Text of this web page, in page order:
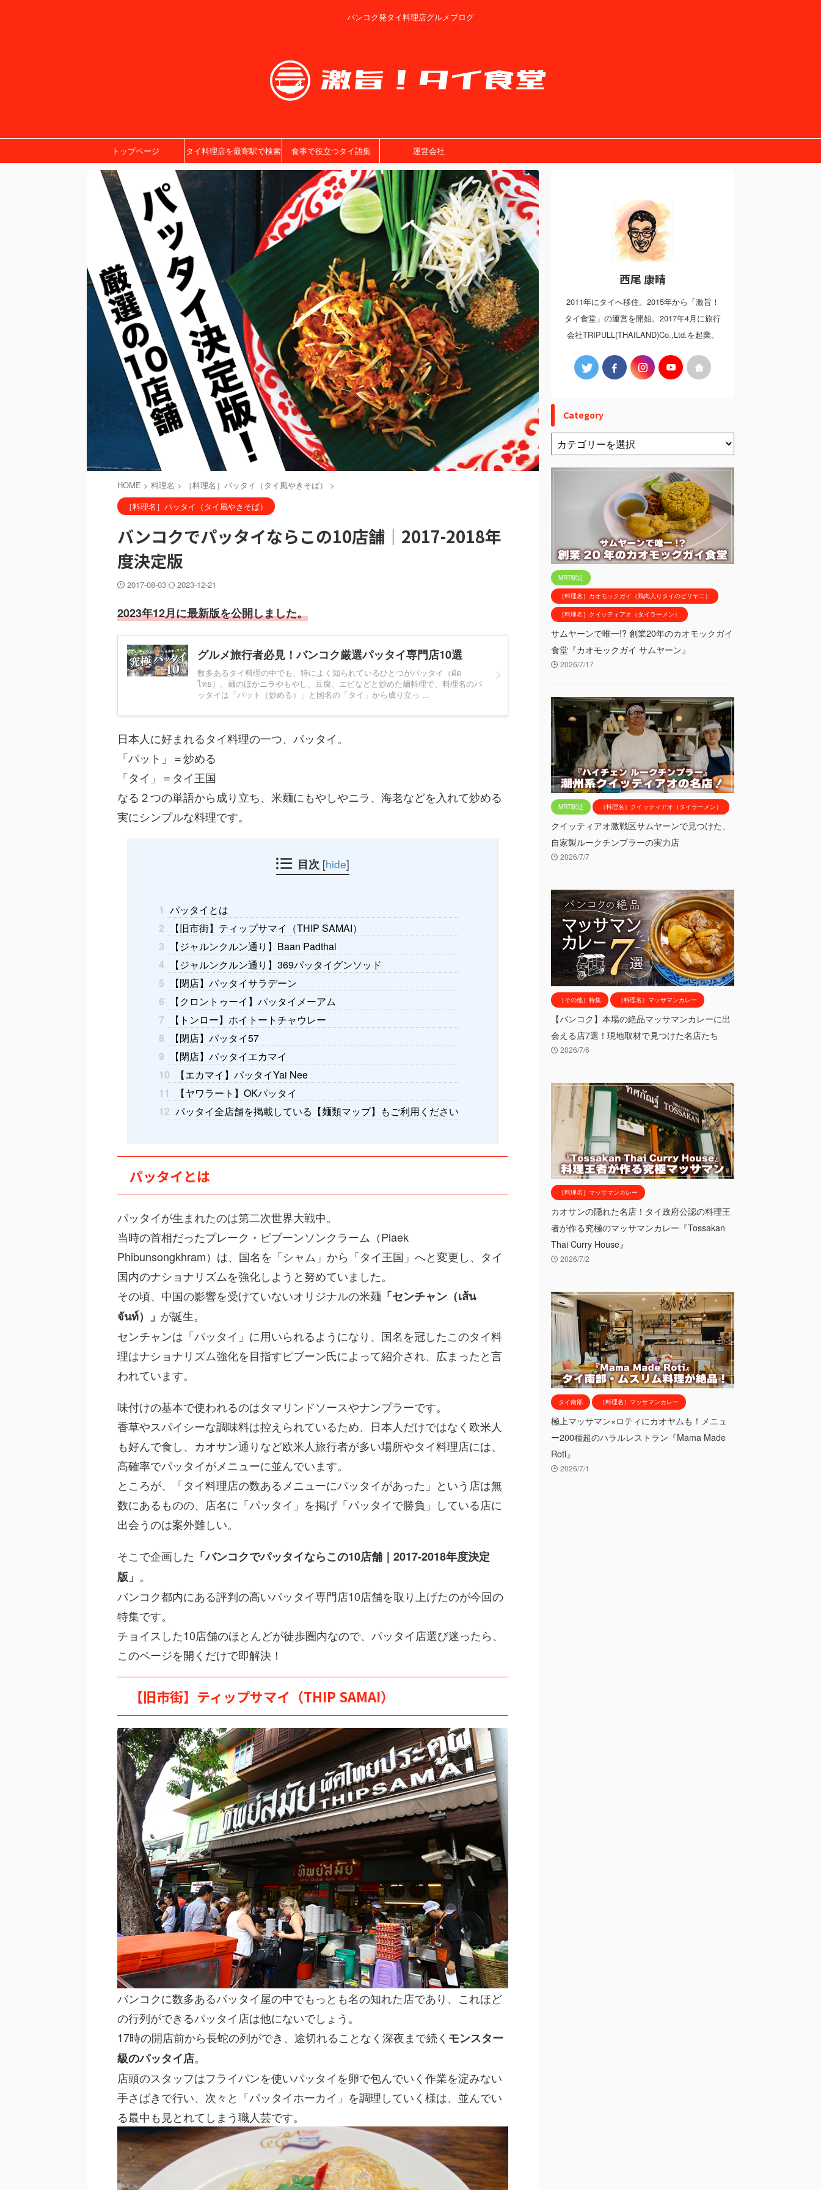
バンコク発タイ料理店グルメブログ
トップページ タイ料理店を最寄駅で検索 食事で役立つタイ語集 運営会社
HOME > 料理名 > ［料理名］パッタイ（タイ風やきそば）
>
［料理名］パッタイ（タイ風やきそば）
バンコクでパッタイならこの10店舗｜2017-2018年
度決定版
2017-08-03 2023-12-21
2023年12月に最新版を公開しました。
グルメ旅行者必見！バンコク厳選パッタイ専門店10選
数多あるタイ料理の中でも、特によく知られているひとつがパッタイ（ผัด
ไทย）。麺のほかニラやもやし、豆腐、エビなどと炒めた麺料理で、料理名のパ
ッタイは「パット（炒める）」と国名の「タイ」から成り立っ ...
日本人に好まれるタイ料理の一つ、パッタイ。
「パット」＝炒める
「タイ」＝タイ王国
なる２つの単語から成り立ち、米麺にもやしやニラ、海老などを入れて炒める
実にシンプルな料理です。
目次 [hide]
1 パッタイとは
2
【旧市街】ティップサマイ（THIP SAMAI）
3
【ジャルンクルン通り】Baan Padthai
4
【ジャルンクルン通り】369パッタイグンソッド
5
【閉店】パッタイサラデーン
6
【クロントゥーイ】パッタイメーアム
7
【トンロー】ホイトートチャウレー
8
【閉店】パッタイ57
9
【閉店】パッタイエカマイ
10
【エカマイ】パッタイYai Nee
11
【ヤワラート】OKパッタイ
12 パッタイ全店舗を掲載している【麺類マップ】もご利用ください
パッタイとは
パッタイが生まれたのは第二次世界大戦中。
当時の首相だったプレーク・ピブーンソンクラーム（Plaek
Phibunsongkhram）は、国名を「シャム」から「タイ王国」へと変更し、タイ
国内のナショナリズムを強化しようと努めていました。
その頃、中国の影響を受けていないオリジナルの米麺 「センチャン（เส้น
จันท์）」 が誕生。
センチャンは「パッタイ」に用いられるようになり、国名を冠したこのタイ料
理はナショナリズム強化を目指すピブーン氏によって紹介され、広まったと言
われています。
味付けの基本で使われるのはタマリンドソースやナンプラーです。
香草やスパイシーな調味料は控えられているため、日本人だけではなく欧米人
も好んで食し、カオサン通りなど欧米人旅行者が多い場所やタイ料理店には、
高確率でパッタイがメニューに並んでいます。
ところが、「タイ料理店の数あるメニューにパッタイがあった」という店は無
数にあるものの、店名に「パッタイ」を掲げ「パッタイで勝負」している店に
出会うのは案外難しい。
そこで企画した 「バンコクでパッタイならこの10店舗｜2017-2018年度決定
版」 。
バンコク都内にある評判の高いパッタイ専門店10店舗を取り上げたのが今回の
特集です。
チョイスした10店舗のほとんどが徒歩圏内なので、パッタイ店選び迷ったら、
このページを開くだけで即解決！
【旧市街】ティップサマイ（THIP SAMAI）
バンコクに数多あるパッタイ屋の中でもっとも名の知れた店であり、これほど
の行列ができるパッタイ店は他にないでしょう。
17時の開店前から長蛇の列ができ、途切れることなく深夜まで続く モンスター
級のパッタイ店。
店頭のスタッフはフライパンを使いパッタイを卵で包んでいく作業を淀みない
手さばきで行い、次々と「パッタイホーカイ」を調理していく様は、並んでい
る最中も見とれてしまう職人芸です。
西尾 康晴
2011年にタイへ移住。2015年から「激旨！
タイ食堂」の運営を開始。2017年4月に旅行
会社TRIPULL(THAILAND)Co.,Ltd.を起業。
Category
MRT駅近
［料理名］カオモックガイ（鶏肉入りタイのビリヤニ）
［料理名］クイッティアオ（タイラーメン）
サムヤーンで唯一!? 創業20年のカオモックガイ
食堂『カオモックガイ サムヤーン』
2026/7/17
MRT駅近 ［料理名］クイッティアオ（タイラーメン）
クイッティアオ激戦区サムヤーンで見つけた、
自家製ルークチンプラーの実力店
2026/7/7
［その他］特集 ［料理名］マッサマンカレー
【バンコク】本場の絶品マッサマンカレーに出
会える店7選！現地取材で見つけた名店たち
2026/7/6
［料理名］マッサマンカレー
カオサンの隠れた名店！タイ政府公認の料理王
者が作る究極のマッサマンカレー『Tossakan
Thai Curry House』
2026/7/2
タイ南部 ［料理名］マッサマンカレー
極上マッサマン×ロティにカオヤムも！メニュ
ー200種超のハラルレストラン『Mama Made
Roti』
2026/7/1